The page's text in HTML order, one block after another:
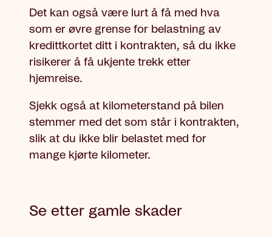
Det kan også være lurt å få med hva
som er øvre grense for belastning av
kredittkortet ditt i kontrakten, så du ikke
risikerer å få ukjente trekk etter
hjemreise.
Sjekk også at kilometerstand på bilen
stemmer med det som står i kontrakten,
slik at du ikke blir belastet med for
mange kjørte kilometer.
Se etter gamle skader